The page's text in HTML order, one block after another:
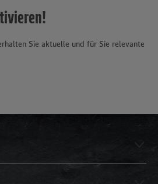
Sie aktuelle und für Sie relevante